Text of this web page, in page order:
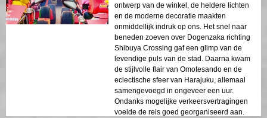
ontwerp van de winkel, de heldere lichten
en de moderne decoratie maakten
onmiddellijk indruk op ons. Het snel naar
beneden zoeven over Dogenzaka richting
Shibuya Crossing gaf een glimp van de
levendige puls van de stad. Daarna kwam
de stijlvolle flair van Omotesando en de
eclectische sfeer van Harajuku, allemaal
samengevoegd in ongeveer een uur.
Ondanks mogelijke verkeersvertragingen
voelde de reis goed georganiseerd aan.